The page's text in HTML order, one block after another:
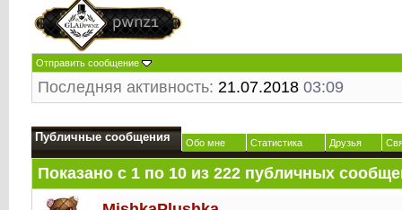
Отправить сообщение
Последняя активность: 21.07.2018 03:09
Публичные сообщения Обо мне Статистика Друзья
Показано с 1 по 10из 222публичных